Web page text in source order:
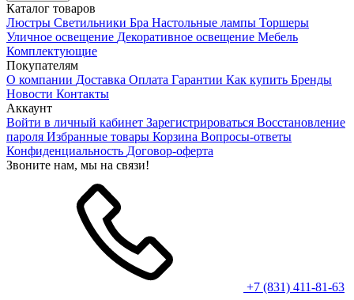
Каталог товаров
Люстры Светильники Бра Настольные лампы Торшеры
Уличное освещение Декоративное освещение Мебель
Комплектующие
Покупателям
О компании Доставка Оплата Гарантии Как купить Бренды
Новости Контакты
Аккаунт
Войти в личный кабинет Зарегистрироваться Восстановление
пароля Избранные товары Корзина Вопросы-ответы
Конфиденциальность Договор-оферта
Звоните нам, мы на связи!
+7 (831) 411-81-63